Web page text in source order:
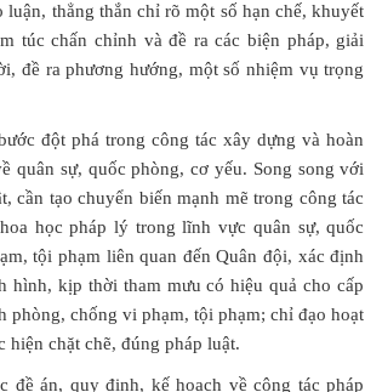
thẳng thắn chỉ rõ một số hạn chế, khuyết
túc chấn chỉnh và đề ra các biện pháp, giải
đề ra phương hướng, một số nhiệm vụ trọng
đột phá trong công tác xây dựng và hoàn
quân sự, quốc phòng, cơ yếu. Song song với
tạo chuyển biến mạnh mẽ trong công tác
học pháp lý trong lĩnh vực quân sự, quốc
tội phạm liên quan đến Quân đội, xác định
hình, kịp thời tham mưu có hiệu quả cho cấp
phòng, chống vi phạm, tội phạm; chỉ đạo hoạt
chặt chẽ, đúng pháp luật.
đề án, quy định, kế hoạch về công tác pháp